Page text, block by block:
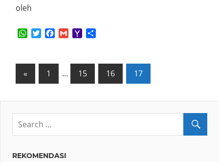
oleh
WhatsApp
TwitterFacebook
GmailYahoo
Posts
« Previous
Posts
1 … 15 16 17
REKOMENDASI